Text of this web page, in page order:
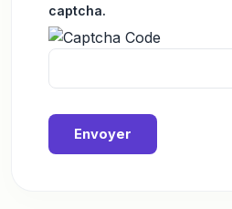
captcha.
Envoyer